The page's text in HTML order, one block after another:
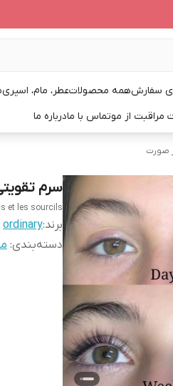
سفارشهمه محصولاتعطر، مام، اسپری
مراقبت از موتماس با مادرباره ما
صورت
سرم
et les sourcils
برند:ordinary
دسته‌بندی: